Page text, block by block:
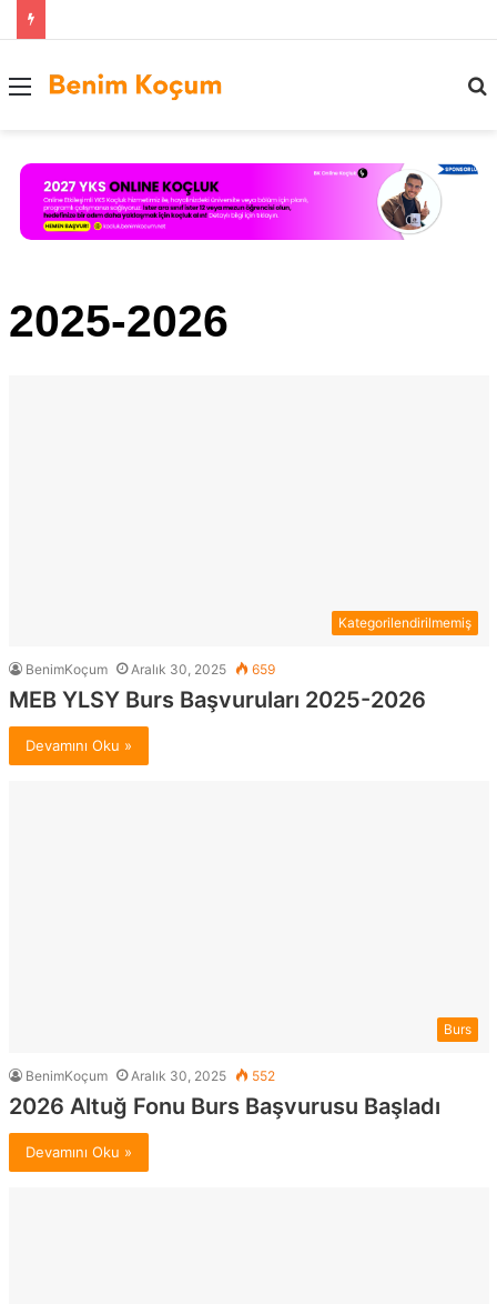
Menü
2025-2026
Kategorilendirilmemiş
BenimKoçum Aralık 30, 2025 659
MEB YLSY Burs Başvuruları 2025-2026
Devamını Oku »
Burs
BenimKoçum Aralık 30, 2025 552
2026 Altuğ Fonu Burs Başvurusu Başladı
Devamını Oku »